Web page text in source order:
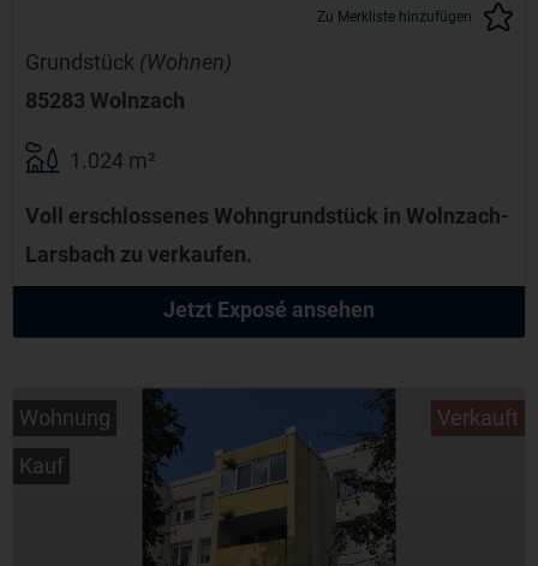
Zu Merkliste hinzufügen
Grundstück (Wohnen)
85283 Wolnzach
1.024 m²
Voll erschlossenes Wohngrundstück in Wolnzach-
Larsbach zu verkaufen.
Jetzt Exposé ansehen
Wohnung
Kauf
Verkauft